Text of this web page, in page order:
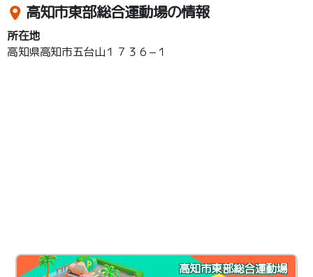
高知市東部総合運動場の情報
所在地
高知県高知市五台山１７３６−１
高知市東部総合運動場